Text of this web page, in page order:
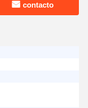
contacto